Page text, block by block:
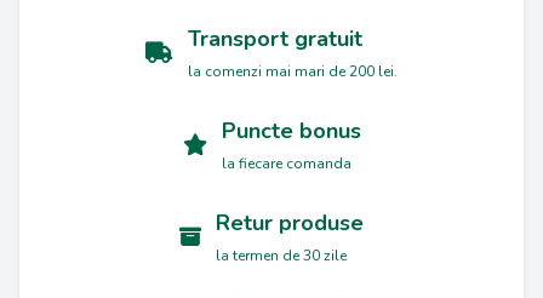
Transport gratuit
la comenzi mai mari de 200 lei.
Puncte bonus
la fiecare comanda
Retur produse
la termen de 30 zile